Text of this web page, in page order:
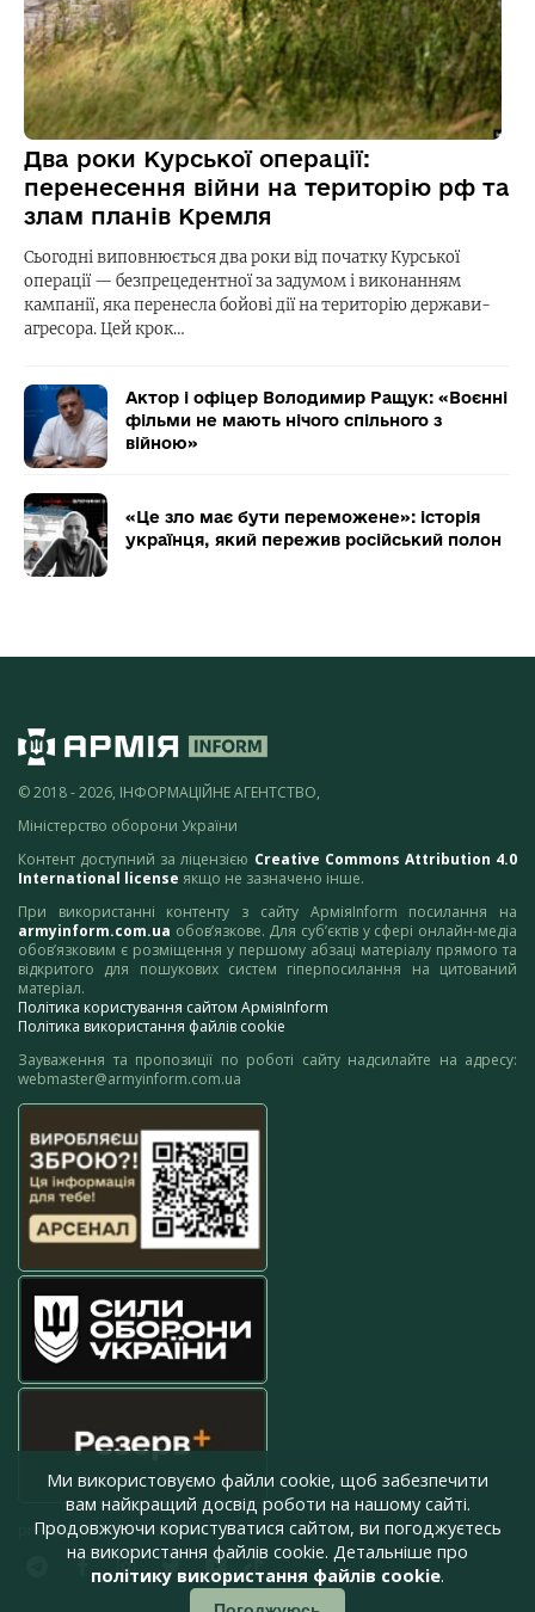
Два роки Курської операції:
перенесення війни на територію рф та
злам планів Кремля
Сьогодні виповнюється два роки від початку Курської
операції — безпрецедентної за задумом і виконанням
кампанії, яка перенесла бойові дії на територію держави-
агресора. Цей крок…
Актор і офіцер Володимир Ращук: «Воєнні
фільми не мають нічого спільного з
війною»
«Це зло має бути переможене»: історія
українця, який пережив російський полон
© 2018 - 2026, ІНФОРМАЦІЙНЕ АГЕНТСТВО,
Міністерство оборони України
Контент доступний за ліцензією Creative Commons Attribution 4.0
International license якщо не зазначено інше.
При використанні контенту з сайту АрміяInform посилання на
armyinform.com.ua обов’язкове. Для суб’єктів у сфері онлайн-медіа
обов’язковим є розміщення у першому абзаці матеріалу прямого та
відкритого для пошукових систем гіперпосилання на цитований
матеріал.
Політика користування сайтом АрміяInform
Політика використання файлів cookie
Зауваження та пропозиції по роботі сайту надсилайте на адресу:
webmaster@armyinform.com.ua
press@armyinform.com.ua
Ми використовуємо файли cookie, щоб забезпечити
вам найкращий досвід роботи на нашому сайті.
Продовжуючи користуватися сайтом, ви погоджуєтесь
на використання файлів cookie. Детальніше про
політику використання файлів cookie.